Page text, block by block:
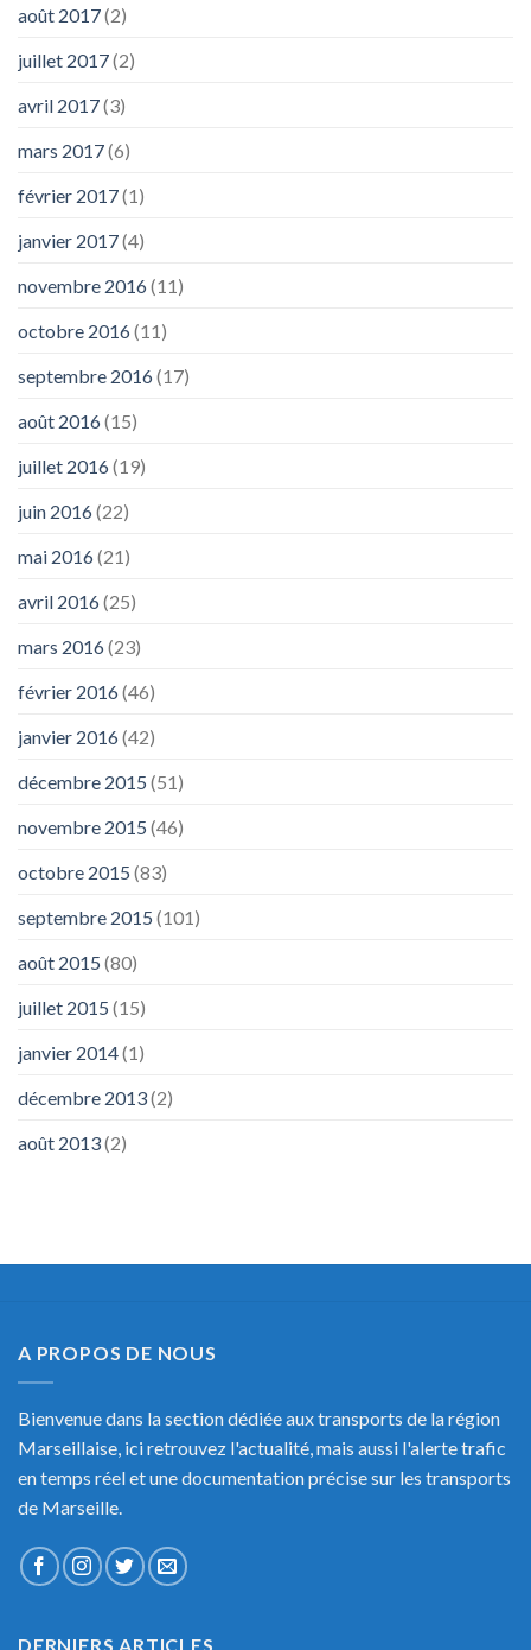
août 2017(2)
juillet 2017(2)
avril 2017(3)
mars 2017(6)
février 2017(1)
janvier 2017(4)
novembre 2016(11)
octobre 2016(11)
septembre 2016(17)
août 2016(15)
juillet 2016(19)
juin 2016(22)
mai 2016(21)
avril 2016(25)
mars 2016(23)
février 2016(46)
janvier 2016(42)
décembre 2015 (51)
novembre 2015 (46)
octobre 2015 (83)
septembre 2015 (101)
août 2015 (80)
juillet 2015 (15)
janvier 2014(1)
décembre 2013(2)
août 2013(2)
A PROPOS DE NOUS
Bienvenue dans la section dédiée aux transports de la région
Marseillaise, ici retrouvez l'actualité, mais aussi l'alerte trafic
en temps réel et une documentation précise sur les transports
de Marseille.
DERNIERS ARTICLES